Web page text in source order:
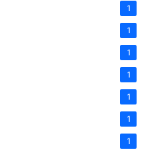
1
1
1
1
1
1
1